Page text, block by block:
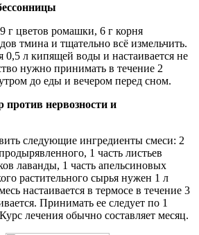
г цветов ромашки, 6 г корня
тмина и тщательно всё измельчить.
0,5 л кипящей воды и настаивается не
нужно принимать в течение 2
до еды и вечером перед сном.
против нервозности и
следующие ингредиенты смеси: 2
1 часть листьев
лаванды, 1 часть апельсиновых
растительного сырья нужен 1 л
настаивается в термосе в течение 3
Принимать ее следует по 1
лечения обычно составляет месяц.